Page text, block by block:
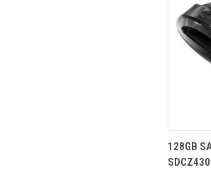
128GB